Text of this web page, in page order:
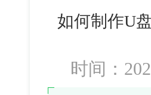
如何制作U
时间：